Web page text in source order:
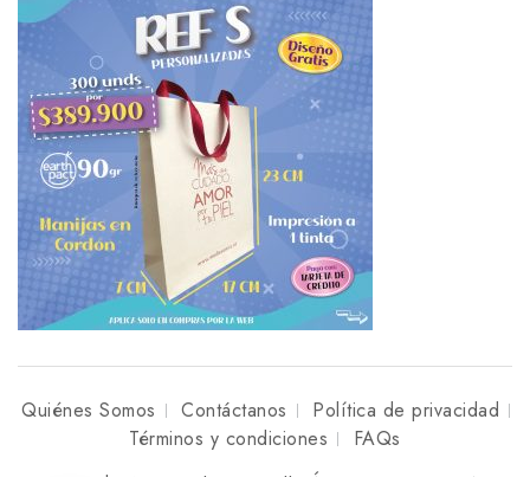
Quiénes Somos Contáctanos
Política de privacidad
Términos y condiciones
FAQs